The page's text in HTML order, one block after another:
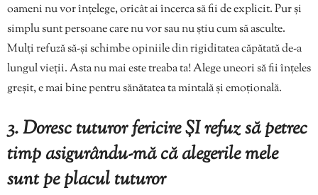
oameni nu vor înțelege, oricât ai încerca să fii de explicit. Pur și
simplu sunt persoane care nu vor sau nu știu cum să asculte.
Mulți refuză să-și schimbe opiniile din rigiditatea căpătată de-a
lungul vieții. Asta nu mai este treaba ta! Alege uneori să fii înțeles
greșit, e mai bine pentru sănătatea ta mintală și emoțională.
3. Doresc tuturor fericire ȘI refuz să petrec
timp asigurându-mă că alegerile mele
sunt pe placul tuturor